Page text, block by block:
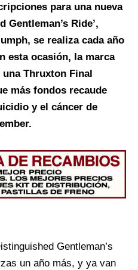
para una nueva
Gentleman’s Ride’,
se realiza cada año
esta ocasión, la marca
Thruxton Final
más fondos recaude
y el cáncer de
Gentleman’s
un año más, y ya van